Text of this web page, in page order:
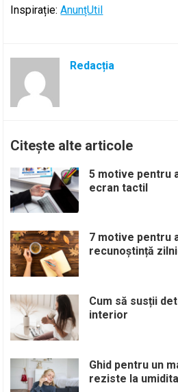
Inspirație:AnunțUtil
Redacția
Citește alte articole
5 motive pentru
ecran tactil
7 motive pentru
recunoștință
Cum să susții
interior
Ghid pentru un
reziste la